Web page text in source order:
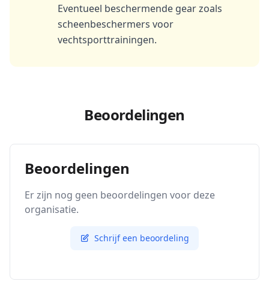
Eventueel beschermende gear zoals
scheenbeschermers voor
vechtsporttrainingen.
Beoordelingen
Beoordelingen
Er zijn nog geen beoordelingen voor deze
organisatie.
Schrijf een beoordeling